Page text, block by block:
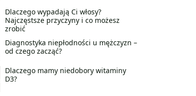
Dlaczego wypadają Ci włosy?
Najczęstsze przyczyny i co możesz
zrobić
Diagnostyka niepłodności u mężczyzn –
od czego zacząć?
Dlaczego mamy niedobory witaminy
D3?